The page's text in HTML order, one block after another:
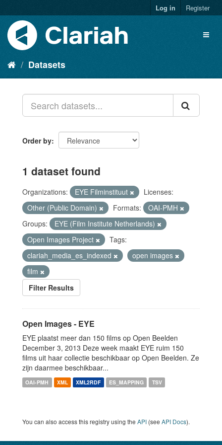
Log in Register
Datasets
Order by
1 dataset found
Organizations: EYE Filminstituut
Licenses:
Other (Public Domain)
Formats:
OAI-PMH
Groups:
EYE (Film Institute Netherlands)
Open Images Project
Tags:
clariah_media_es_indexed
open images
film
Filter Results
Open Images - EYE
EYE plaatst meer dan 150 films op Open Beelden
December 3, 2013 Deze week maakt EYE ruim 150
films uit haar collectie beschikbaar op Open Beelden. Ze
zijn daarmee beschikbaar...
OAI-PMH XML XML2RDF ES_MAPPING TSV
You can also access this registry using the API (see API Docs).